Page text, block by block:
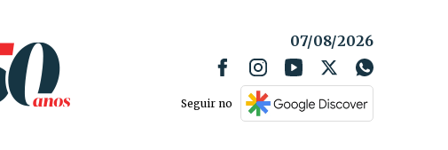
07/08/2026
Seguir no